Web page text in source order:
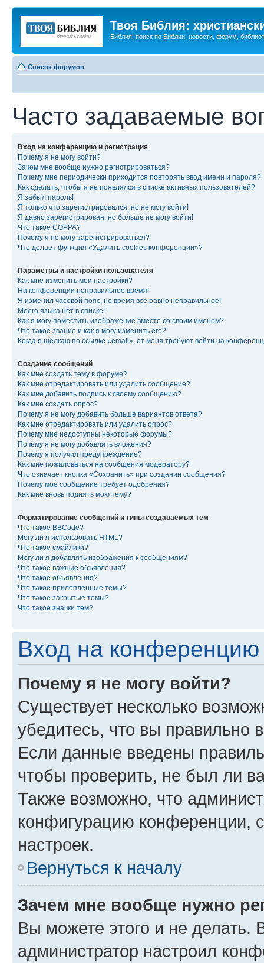
Твоя Библия:
Библия, поиск по Библии, новости, форум,
Список форумов
Часто задаваемые
Вход на конференцию и регистрация
Почему я не могу войти?
Зачем мне вообще нужно регистрироваться?
Почему мне периодически приходится повторять ввод имени и пароля?
Как сделать, чтобы я не появлялся в списке активных пользователей?
Я забыл пароль!
Я только что зарегистрировался, но не могу войти!
Я давно зарегистрирован, но больше не могу войти!
Что такое COPPA?
Почему я не могу зарегистрироваться?
Что делает функция «Удалить cookies конференции»?
Параметры и настройки пользователя
Как мне изменить мои настройки?
На конференции неправильное время!
Я изменил часовой пояс, но время всё равно неправильное!
Моего языка нет в списке!
Как я могу поместить изображение вместе со своим именем?
Что такое звание и как я могу изменить его?
Когда я щёлкаю по ссылке «email», от меня требуют войти на
Создание сообщений
Как мне создать тему в форуме?
Как мне отредактировать или удалить сообщение?
Как мне добавить подпись к своему сообщению?
Как мне создать опрос?
Почему я не могу добавить больше вариантов ответа?
Как мне отредактировать или удалить опрос?
Почему мне недоступны некоторые форумы?
Почему я не могу добавлять вложения?
Почему я получил предупреждение?
Как мне пожаловаться на сообщения модератору?
Что означает кнопка «Сохранить» при создании сообщения?
Почему моё сообщение требует одобрения?
Как мне вновь поднять мою тему?
Форматирование сообщений и типы создаваемых тем
Что такое BBCode?
Могу ли я использовать HTML?
Что такое смайлики?
Могу ли я добавлять изображения к сообщениям?
Что такое важные объявления?
Что такое объявления?
Что такое прилепленные темы?
Что такое закрытые темы?
Что такое значки тем?
Вход на конференцию
Почему я не могу войти?
Существует несколько
убедитесь, что вы правильно
Если данные введены
чтобы проверить, не был ли
Также возможно, что
конфигурацию конференции,
настроек.
Вернуться к началу
Зачем мне вообще нужно
Вы можете этого и не делать.
администратор настроил